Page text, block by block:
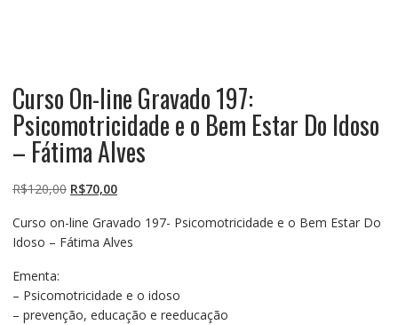
Curso On-line Gravado 197:
Psicomotricidade e o Bem Estar Do Idoso
– Fátima Alves
R$120,00 O
original
era:
R$70,00O
atual
é:
Curso on-line Gravado 197- Psicomotricidade e o Bem Estar Do
Idoso – Fátima Alves
Ementa:
– Psicomotricidade e o idoso
– prevenção, educação e reeducação